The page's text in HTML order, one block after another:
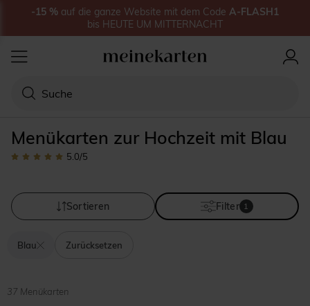
Menükarten zur Hochzeit mit Blau
5.0/5
Sortieren Filter 1
Blau Zurücksetzen
37 Menükarten
-15 % auf die ganze Website mit dem Code A-FLASH1
bis HEUTE UM MITTERNACHT